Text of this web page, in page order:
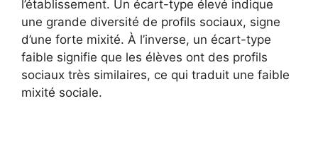
l’établissement. Un écart-type élevé indique
une grande diversité de profils sociaux, signe
d’une forte mixité. À l’inverse, un écart-type
faible signifie que les élèves ont des profils
sociaux très similaires, ce qui traduit une faible
mixité sociale.